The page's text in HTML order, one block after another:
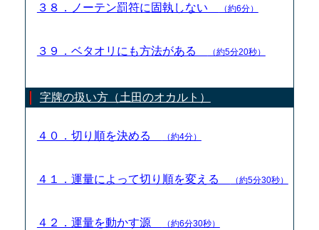
３８．ノーテン罰符に固執しない （約6分）
３９．ベタオリにも方法がある （約5分20秒）
字牌の扱い方（土田のオカルト）
４０．切り順を決める （約4分）
４１．運量によって切り順を変える （約5分30秒）
４２．運量を動かす源 （約6分30秒）